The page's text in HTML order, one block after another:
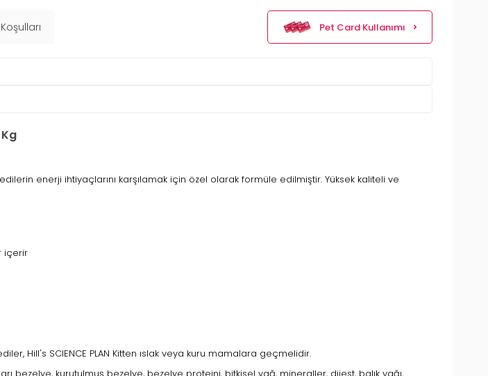
Pet Card Kullanımı
enerji ihtiyaçlarını karşılamak için özel olarak formüle edilmiştir. Yüksek kaliteli ve
içerir
Hill's SCIENCE PLAN Kitten ıslak veya kuru mamalara geçmelidir.